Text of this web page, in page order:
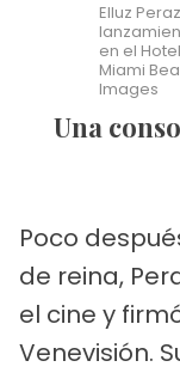
Elluz
en el
Miami
Images
Una consolidada trayectoria en las
Poco
de reina,
el cine y
Venevisión.